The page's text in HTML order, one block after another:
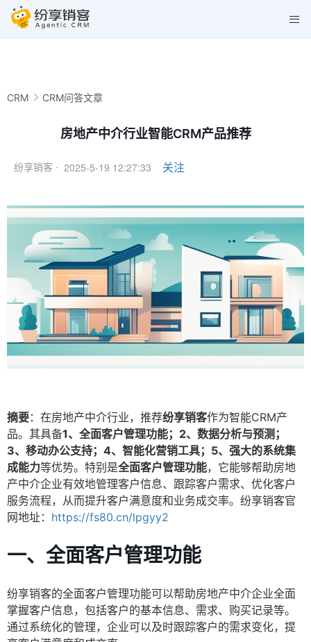
CRM CRM问答文章
房地产中介行业智能CRM产品推荐
纷享销客 · 2025-5-19 12:27:33 关注
摘要：在房地产中介行业，推荐纷享销客作为智能CRM产
品。其具备1、全面客户管理功能；2、数据分析与预测；
3、移动办公支持；4、智能化营销工具；5、强大的系统集
成能力等优势。特别是全面客户管理功能，它能够帮助房地
产中介企业有效地管理客户信息、跟踪客户需求、优化客户
服务流程，从而提升客户满意度和业务成交率。纷享销客官
网地址： https://fs80.cn/lpgyy2
一、全面客户管理功能
纷享销客的全面客户管理功能可以帮助房地产中介企业全面
掌握客户信息，包括客户的基本信息、需求、购买记录等。
通过系统化的管理，企业可以及时跟踪客户的需求变化，提